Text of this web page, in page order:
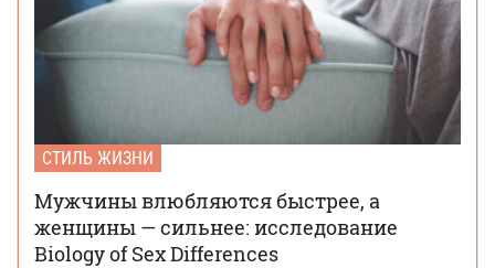
СТИЛЬ ЖИЗНИ
Мужчины влюбляются быстрее, а
женщины — сильнее: исследование
Biology of Sex Differences